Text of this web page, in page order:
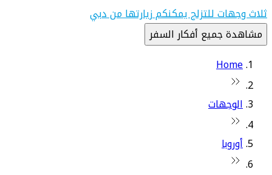
ثلاث وجهات للتزلج يمكنكم زيارتها من دبي
مشاهدة جميع أفكار السفر
Home
الوجهات
أوروبا